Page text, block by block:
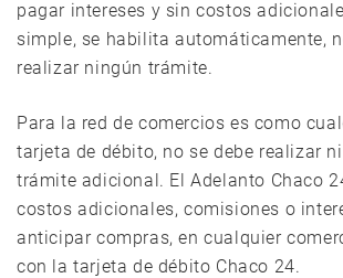
pagar intereses y sin costos
simple, se habilita automáticamente,
realizar ningún trámite.
Para la red de comercios es como
tarjeta de débito, no se debe realizar
trámite adicional. El Adelanto Chaco
costos adicionales, comisiones o
anticipar compras, en cualquier
con la tarjeta de débito Chaco 24.